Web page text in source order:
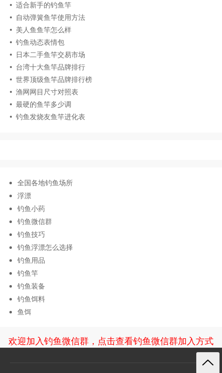
适合新手的钓鱼竿
自动弹簧鱼竿使用方法
美人鱼鱼竿怎么样
钓鱼动态表情包
日本二手鱼竿交易市场
台湾十大鱼竿品牌排行
世界顶级鱼竿品牌排行榜
渔网网目尺寸对照表
最硬的鱼竿多少调
钓鱼发烧友鱼竿进化表
全国各地钓鱼场所
浮漂
钓鱼小药
钓鱼微信群
钓鱼技巧
钓鱼浮漂怎么选择
钓鱼用品
钓鱼竿
钓鱼装备
钓鱼饵料
鱼饵
欢迎加入钓鱼微信群，点击查看钓鱼微信群加入方式